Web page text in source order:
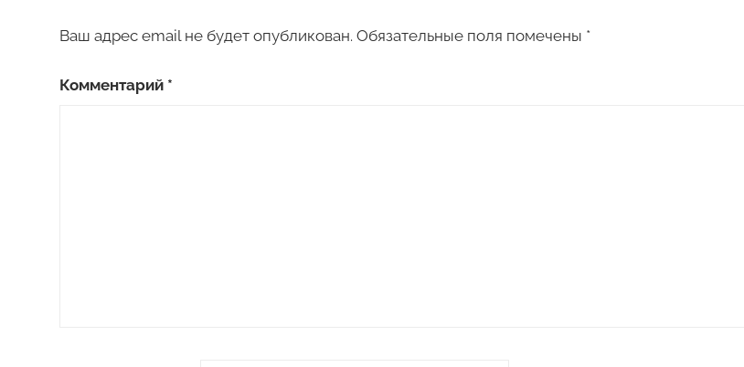
Ваш адрес email не будет опубликован. Обязательные поля помечены *
Комментарий *